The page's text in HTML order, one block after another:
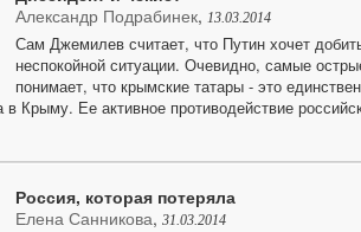
Александр Подрабинек, 13.03.2014
Сам Джемилев считает, что Путин хочет
неспокойной ситуации. Очевидно, самые
понимает, что крымские татары - это
в Крыму. Ее активное противодействие
Россия, которая потеряла
Елена Санникова, 31.03.2014